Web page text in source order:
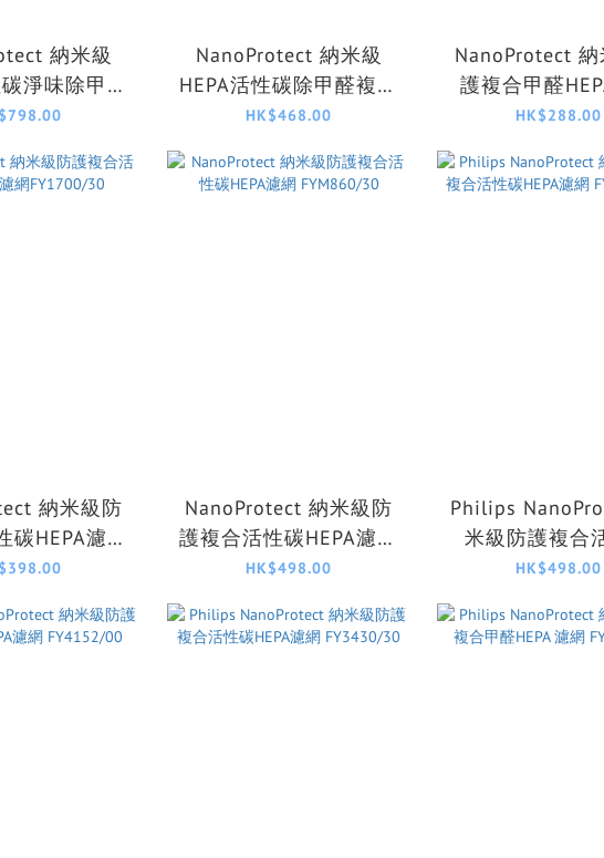
納米級
淨味除甲醛
(寵物適用)
NanoProtect 納米級
HEPA活性碳除甲醛複合
濾網 FY0179/00
HK$468.00
NanoProtect
護複合甲醛
FY2422/30
HK$288.00
納米級防
碳HEPA濾網
30
NanoProtect 納米級防
護複合活性碳HEPA濾網
FYM860/30
HK$498.00
Philips
米級防護複合
HEPA濾網HK$498.00